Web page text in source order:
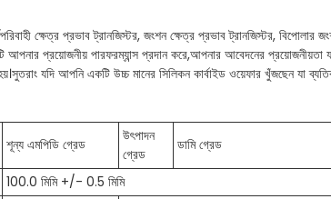
ক্ষেত্র প্রভাব ট্রানজিস্টর, জংশন ক্ষেত্র প্রভাব ট্রানজিস্টর, বিপোলার
আপনার প্রয়োজনীয় পারফরম্যান্স প্রদান করে,আপনার আবেদনের
যদি আপনি একটি উচ্চ মানের সিলিকন কার্বাইড ওয়েফার খুঁজছেন যা
শূন্য এমপিডি গ্রেড
উৎপাদন
গ্রেড
ডামি গ্রেড
100.0 মিমি +/- 0.5 মিমি